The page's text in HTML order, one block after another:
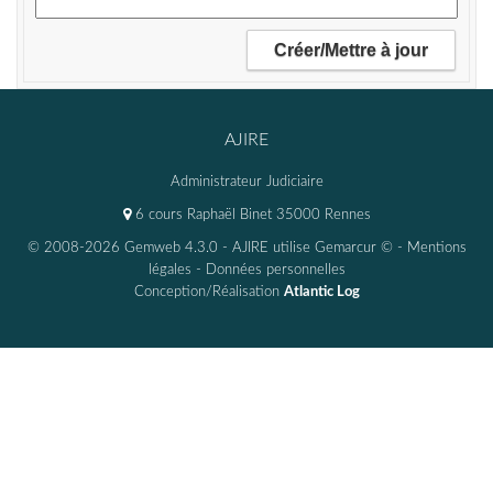
AJIRE
Administrateur Judiciaire
6 cours Raphaël Binet 35000 Rennes
© 2008-2026 Gemweb 4.3.0 - AJIRE utilise Gemarcur © - Mentions
légales - Données personnelles
Conception/Réalisation Atlantic Log